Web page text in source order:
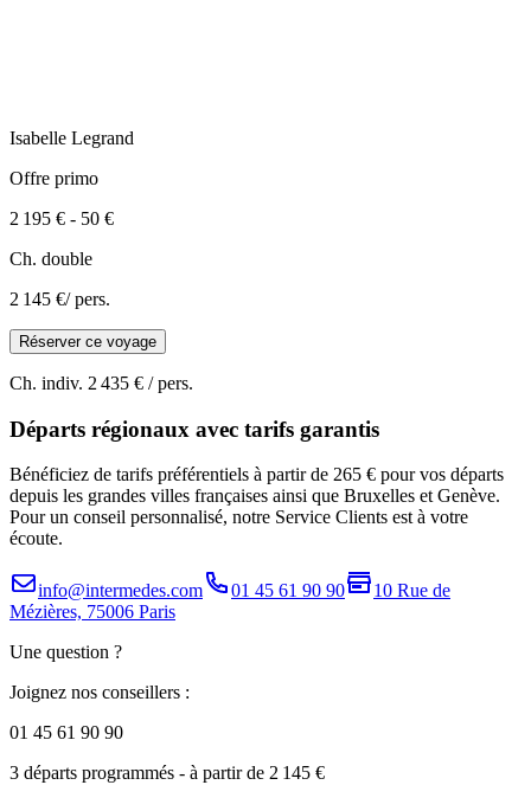
Isabelle Legrand
Offre primo
2 195 € - 50 €
Ch. double
2 145 €/ pers.
Réserver ce voyage
Ch. indiv. 2 435 € / pers.
Départs régionaux avec tarifs garantis
Bénéficiez de tarifs préférentiels à partir de 265 € pour vos départs
depuis les grandes villes françaises ainsi que Bruxelles et Genève.
Pour un conseil personnalisé, notre Service Clients est à votre
écoute.
info@intermedes.com 01 45 61 90 90
10 Rue de
Mézières, 75006 Paris
Une question ?
Joignez nos conseillers :
01 45 61 90 90
3 départs programmés - à partir de 2 145 €